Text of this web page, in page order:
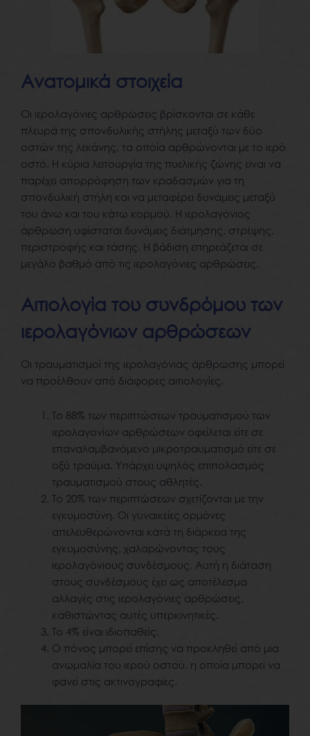
Ανατομικά στοιχεία
Οι ιερολαγόνιες αρθρώσεις βρίσκονται σε κάθε
πλευρά της σπονδυλικής στήλης μεταξύ των δύο
οστών της λεκάνης, τα οποία αρθρώνονται με το ιερό
οστό. Η κύρια λειτουργία της πυελικής ζώνης είναι να
παρέχει απορρόφηση των κραδασμών για τη
σπονδυλική στήλη και να μεταφέρει δυνάμεις μεταξύ
του άνω και του κάτω κορμού. Η ιερολαγόνιος
άρθρωση υφίσταται δυνάμεις διάτμησης, στρέψης,
περιστροφής και τάσης. Η βάδιση επηρεάζεται σε
μεγάλο βαθμό από τις ιερολαγόνιες αρθρώσεις.
Αιτιολογία του συνδρόμου των
ιερολαγόνιων αρθρώσεων
Οι τραυματισμοί της ιερολαγόνιας άρθρωσης μπορεί
να προέλθουν από διάφορες αιτιολογίες.
Το 88% των περιπτώσεων τραυματισμού των
ιερολαγονίων αρθρώσεων οφείλεται είτε σε
επαναλαμβανόμενο μικροτραυματισμό είτε σε
οξύ τραύμα. Υπάρχει υψηλός επιπολασμός
τραυματισμού στους αθλητές.
Το 20% των περιπτώσεων σχετίζονται με την
εγκυμοσύνη. Οι γυναικείες ορμόνες
απελευθερώνονται κατά τη διάρκεια της
εγκυμοσύνης, χαλαρώνοντας τους
ιερολαγόνιους συνδέσμους. Αυτή η διάταση
στους συνδέσμους έχει ως αποτέλεσμα
αλλαγές στις ιερολαγόνιες αρθρώσεις,
καθιστώντας αυτές υπερκινητικές.
Το 4% είναι ιδιοπαθείς.
Ο πόνος μπορεί επίσης να προκληθεί από μια
ανωμαλία του ιερού οστού, η οποία μπορεί να
φανεί στις ακτινογραφίες.